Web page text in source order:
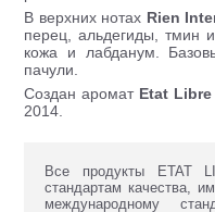
В верхних нотах Rien
перец, альдегиды, тмин
кожа и лабданум.
пачули.
Создан аромат Etat
2014.
Все продукты ETAT
стандартам качества,
международному